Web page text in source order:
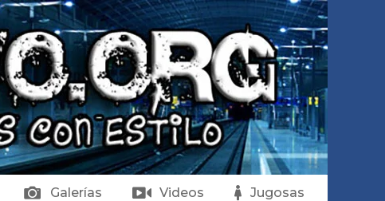
Galerías Videos Jugosas